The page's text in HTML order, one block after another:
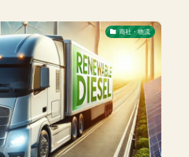
商社・物流